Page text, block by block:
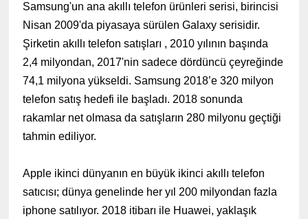
Samsung'un ana akıllı telefon ürünleri serisi, birincisi
Nisan 2009'da piyasaya sürülen Galaxy serisidir.
Şirketin akıllı telefon satışları , 2010 yılının başında
2,4 milyondan, 2017'nin sadece dördüncü çeyreğinde
74,1 milyona yükseldi. Samsung 2018’e 320 milyon
telefon satış hedefi ile başladı. 2018 sonunda
rakamlar net olmasa da satışların 280 milyonu geçtiği
tahmin ediliyor.
Apple ikinci dünyanın en büyük ikinci akıllı telefon
satıcısı; dünya genelinde her yıl 200 milyondan fazla
iphone satılıyor. 2018 itibarı ile Huawei, yaklaşık